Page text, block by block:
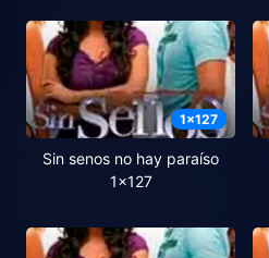
1x127
Sin senos no hay paraíso
1x127